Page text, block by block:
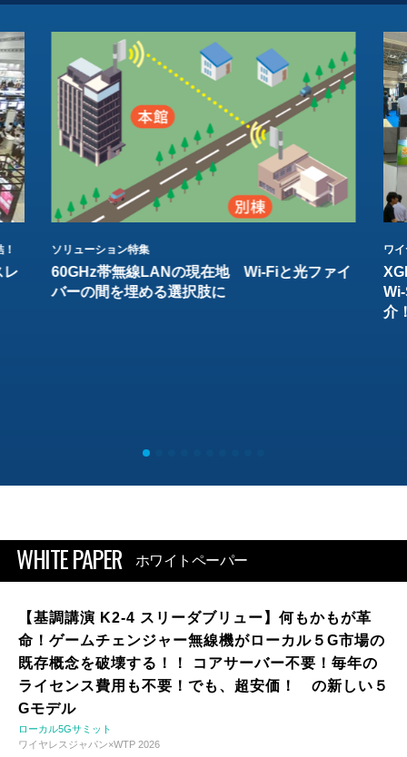
レ
ソリューション特集
60GHz帯無線LANの現在地 Wi-Fiと光ファイ
バーの間を埋める選択肢に
ワ
介
WHITE PAPER ホワイトペーパー
【基調講演 K2-4 スリーダブリュー】何もかもが革
命！ゲームチェンジャー無線機がローカル５G市場の
既存概念を破壊する！！ コアサーバー不要！毎年の
ライセンス費用も不要！でも、超安価！ の新しい５
Gモデル
ローカル5Gサミット
ワイヤレスジャパン×WTP 2026